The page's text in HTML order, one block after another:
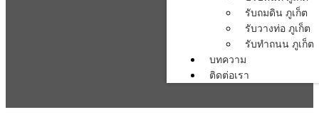
รับถมดิน ภูเก็ต
รับวางท่อ ภูเก็ต
รับทำถนน ภูเก็ต
บทความ
ติดต่อเรา